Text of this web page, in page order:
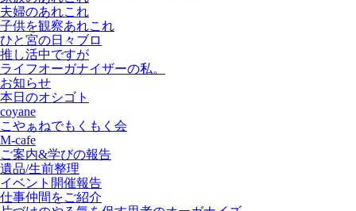
夫婦のあれこれ
子供を観察あれこれ
ひと宮の日々ブロ
推し活中ですが
ライフオーガナイザーの私。
お知らせ
本日のオシゴト
coyane
こやぁねでもくもく会
M-cafe
ご案内&学びの報告
遺品/生前整理
イベント開催報告
仕事仲間をご紹介